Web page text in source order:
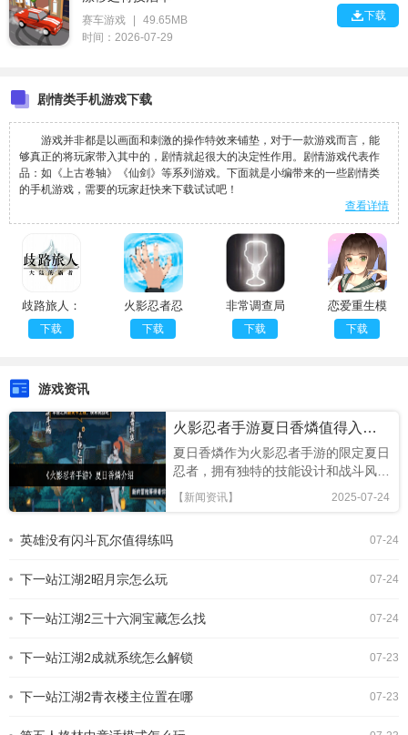
赛车游戏 |
49.65MB
时间：2026-07-29
下载
剧情类手机游戏下载
游戏并非都是以画面和刺激的操作特效来铺垫，对于一款游戏而言，能
够真正的将玩家带入其中的，剧情就起很大的决定性作用。剧情游戏代表作
品：如《上古卷轴》《仙剑》等系列游戏。下面就是小编带来的一些剧情类
的手机游戏，需要的玩家赶快来下载试试吧！
查看详情
歧路旅人：
大陆的霸者
官网入口
下载
火影忍者忍
术模拟器
下载
非常调查局
魂器
下载
恋爱重生模
拟器
下载
游戏资讯
火影忍者手游夏日香燐值得入手吗
夏日香燐作为火影忍者手游的限定夏日
忍者，拥有独特的技能设计和战斗风
格，本文将从技能解析、连招技巧及竞
技场表现全面评估，助你判断是否值得
基础攻击方面，夏日香燐的普攻为五段
主，具备良好的起手能力，第三段下劈
段持续输出中，锁链从地面穿出进行终
中效果。需要注意的是，最后一段
2025-07-24
【新闻资讯】
07-24
英雄没有闪斗瓦尔值得练吗
07-24
下一站江湖2昭月宗怎么玩
07-24
下一站江湖2三十六洞宝藏怎么找
07-23
下一站江湖2成就系统怎么解锁
07-23
下一站江湖2青衣楼主位置在哪